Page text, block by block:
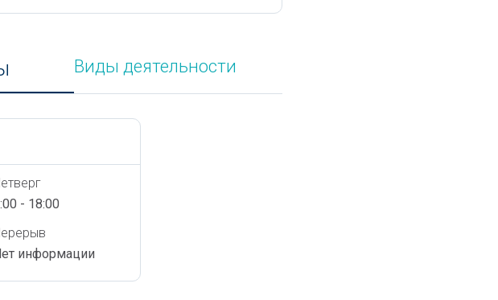
Виды деятельности
- 18:00
информации